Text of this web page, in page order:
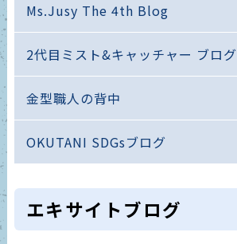
Ms.Jusy The 4th Blog
2代目ミスト&キャッチャー ブログ
金型職人の背中
OKUTANI SDGsブログ
エキサイトブログ